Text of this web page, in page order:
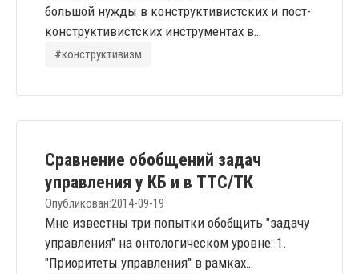
большой нужды в конструктивистских и пост-
конструктивистских инструментах в
нынешней науке, которая, по-видимому,
философию, где любая предельная тема без
первую очередь антропологи, лингвисты и
социологи. Собственно, именно учёные из
данных...
#конструктивизм
Сравнение обобщений задач
управления у КБ и в ТТС/ТК
Опубликован:2014-09-19
Мне известны три попытки обобщить "задачу
управления" на онтологическом уровне: 1.
"Приоритеты управления" в рамках